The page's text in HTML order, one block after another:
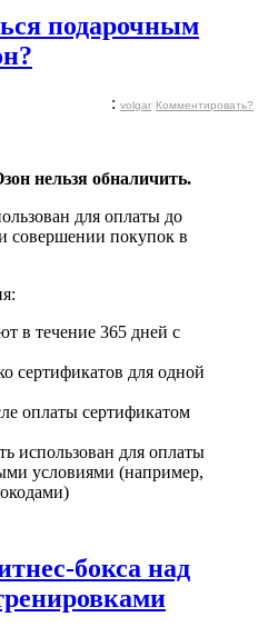
подарочным
: volgar Комментировать?
нельзя обналичить.
для оплаты до
совершении покупок в
в течение 365 дней с
сертификатов для одной
оплаты сертификатом
использован для оплаты
условиями (например,
бокса над